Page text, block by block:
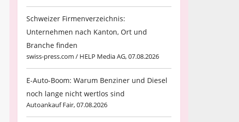
Schweizer Firmenverzeichnis:
Unternehmen nach Kanton, Ort und
Branche finden
swiss-press.com / HELP Media AG, 07.08.2026
E-Auto-Boom: Warum Benziner und Diesel
noch lange nicht wertlos sind
Autoankauf Fair, 07.08.2026